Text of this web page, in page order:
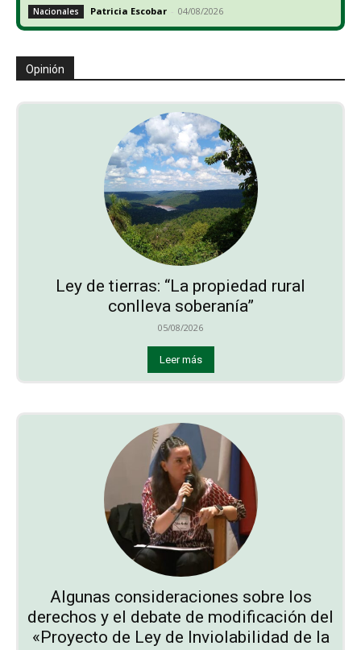
Nacionales Patricia Escobar - 04/08/2026
Opinión
Ley de tierras: “La propiedad rural
conlleva soberanía”
05/08/2026
Leer más
Algunas consideraciones sobre los
derechos y el debate de modificación del
«Proyecto de Ley de Inviolabilidad de la